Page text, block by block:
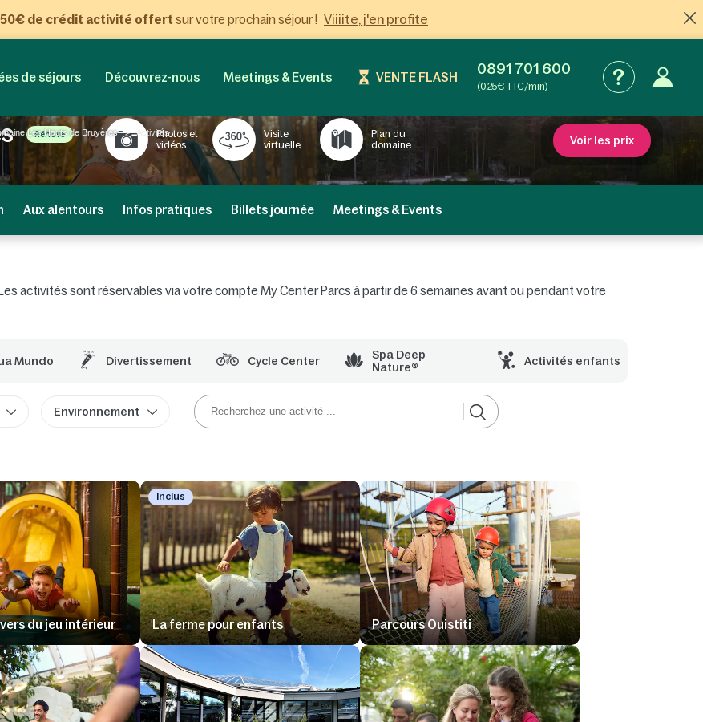
: 50€ de crédit activité offert sur votre prochain séjour ! Viiiite, j'en profite
de séjours Découvrez-nous Meetings & Events VENTE FLASH 0891 701 600
(0,25€ TTC/min)
Les Hauts de Bruyères Activités
Rénové
Photos et
vidéos
Visite
virtuelle
Plan du
domaine
Voir les prix
Aux alentours Infos pratiques Billets journée Meetings & Events
activités sont réservables via votre compte My Center Parcs à partir de 6 semaines avant ou pendant votre
Mundo Divertissement Cycle Center
Spa Deep
Nature®
Activités enfants
Environnement
du jeu intérieur
Inclus
La ferme pour enfants Parcours Ouistiti